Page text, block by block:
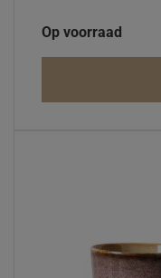
Op voorraad